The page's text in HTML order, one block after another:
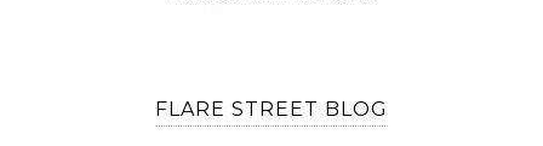
FLARE STREET BLOG